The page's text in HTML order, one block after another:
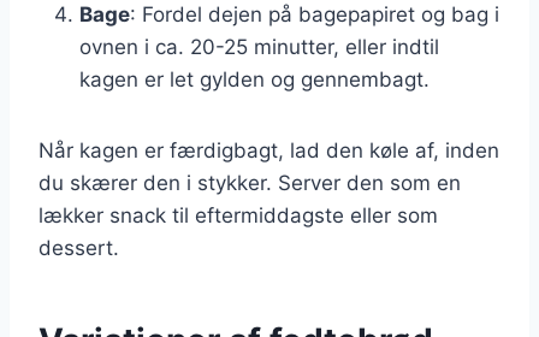
Bage: Fordel dejen på bagepapiret og bag i
ovnen i ca. 20-25 minutter, eller indtil
kagen er let gylden og gennembagt.
Når kagen er færdigbagt, lad den køle af, inden
du skærer den i stykker. Server den som en
lækker snack til eftermiddagste eller som
dessert.